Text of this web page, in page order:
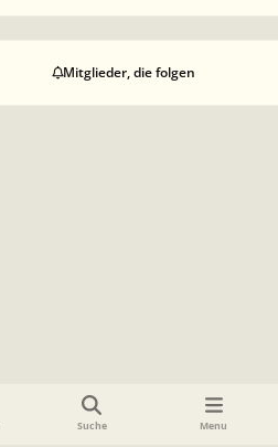
Mitglieder, die folgen
Suche Menu